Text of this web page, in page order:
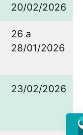
20/02/2026
26 a
28/01/2026
23/02/2026